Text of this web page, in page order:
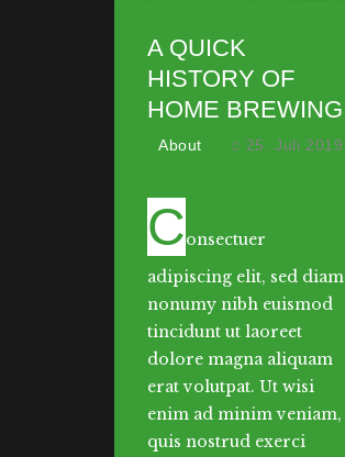
A QUICK
HISTORY OF
HOME BREWING
About 25. Juli 2019
Consectuer
adipiscing elit, sed diam
nonumy nibh euismod
tincidunt ut laoreet
dolore magna aliquam
erat volutpat. Ut wisi
enim ad minim veniam,
quis nostrud exerci